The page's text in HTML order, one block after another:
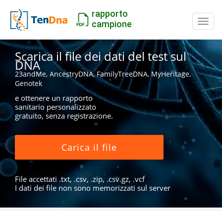
rapporto
campione
Scarica il file dei dati del test sul
DNA
23andMe, AncestryDNA, FamilyTreeDNA, MyHeritage,
Genotek
e ottenere un rapporto
sanitario personalizzato
gratuito, senza registrazione.
Carica il file
File accettati .txt, .csv, .zip, .csv.gz, .vcf
I dati dei file non sono memorizzati sul server